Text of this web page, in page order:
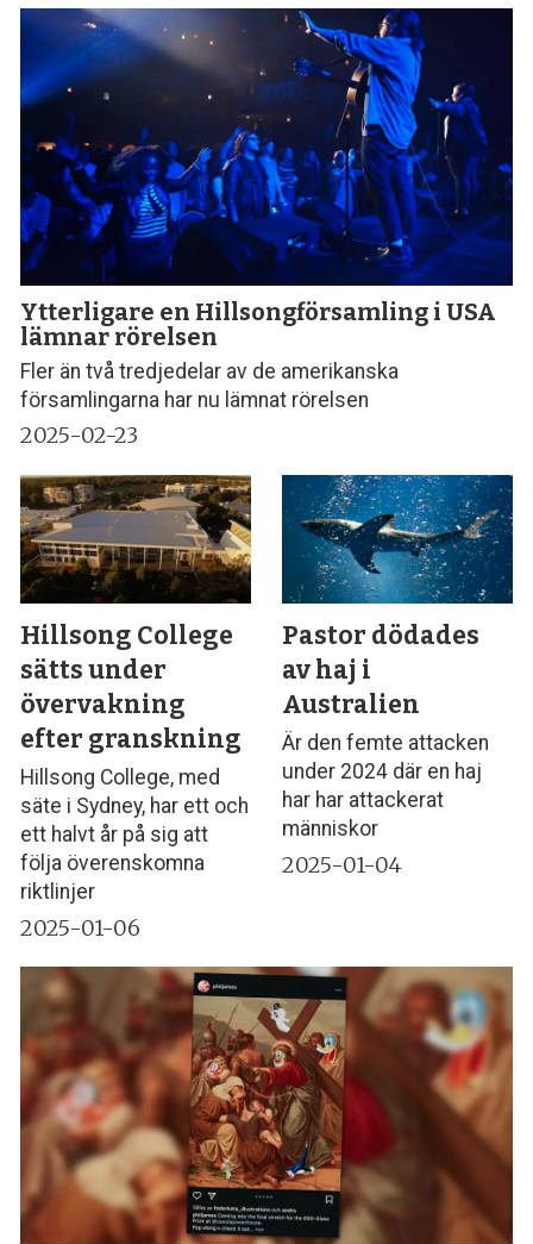
Ytterligare en Hillsongförsamling i USA
lämnar rörelsen
Fler än två tredjedelar av de amerikanska
församlingarna har nu lämnat rörelsen
2025-02-23
Hillsong College
sätts under
övervakning
efter granskning
Hillsong College, med
säte i Sydney, har ett och
ett halvt år på sig att
följa överenskomna
riktlinjer
2025-01-06
Pastor dödades
av haj i
Australien
Är den femte attacken
under 2024 där en haj
har har attackerat
människor
2025-01-04